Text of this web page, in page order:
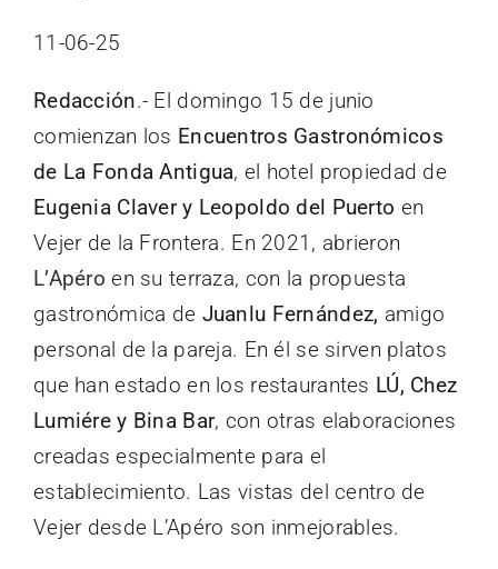
11-06-25
Redacción.- El domingo 15 de junio
comienzan los Encuentros Gastronómicos
de La Fonda Antigua, el hotel propiedad de
Eugenia Claver y Leopoldo del Puerto en
Vejer de la Frontera. En 2021, abrieron
L’Apéro en su terraza, con la propuesta
gastronómica de Juanlu Fernández, amigo
personal de la pareja. En él se sirven platos
que han estado en los restaurantes LÚ, Chez
Lumiére y Bina Bar, con otras elaboraciones
creadas especialmente para el
establecimiento. Las vistas del centro de
Vejer desde L’Apéro son inmejorables.